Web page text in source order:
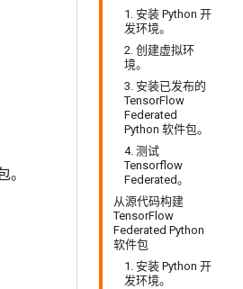
1. 安装 Python 开
发环境。
2. 创建虚拟环
境。
3. 安装已发布的
TensorFlow
Federated
Python 软件包。
4. 测试
Tensorflow
Federated。
从源代码构建
TensorFlow
Federated Python
软件包
1. 安装 Python 开
发环境。
。